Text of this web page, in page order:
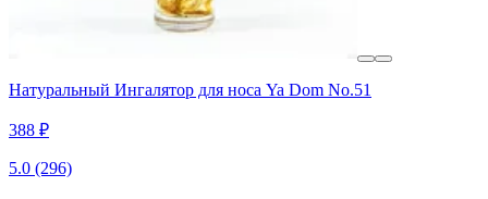
Натуральный Ингалятор для носа Ya Dom No.51
388 ₽
5.0 (296)